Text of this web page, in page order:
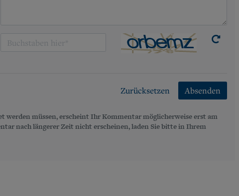
Zurücksetzen Absenden
werden müssen, erscheint Ihr Kommentar möglicherweise erst am
nach längerer Zeit nicht erscheinen, laden Sie bitte in Ihrem